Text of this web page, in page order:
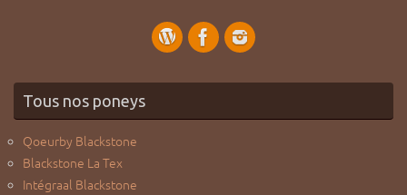
Tous nos poneys
Qoeurby Blackstone
Blackstone La Tex
Intégraal Blackstone